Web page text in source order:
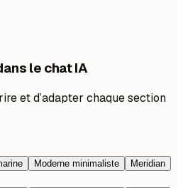
le chat IA
et d’adapter chaque section
Moderne minimaliste
Meridian